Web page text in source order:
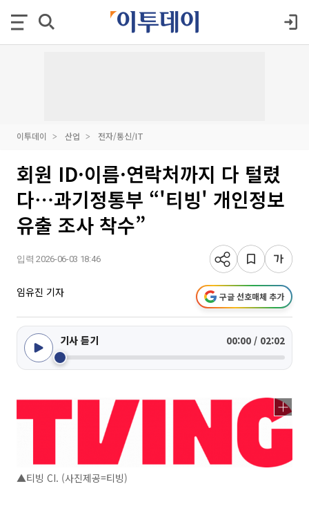
이투데이 산업 전자/통신/IT
회원 ID·이름·연락처까지 다 털렸
다⋯과기정통부 “'티빙' 개인정보
유출 조사 착수”
입력 2026-06-03 18:46
임유진 기자 구글 선호매체 추가
기사 듣기 00:00 / 02:02
▲티빙 CI. (사진제공=티빙)